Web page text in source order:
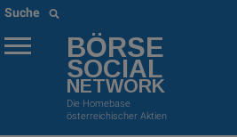
Suche
BÖRSE
SOCIAL
NETWORK
Die Homebase
österreichischer Aktien